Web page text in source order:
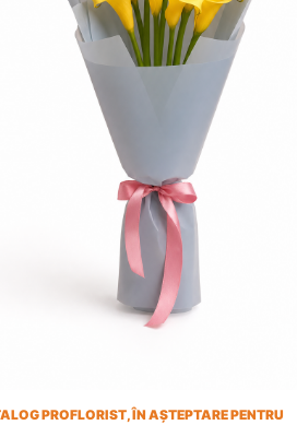
PROFLORIST, ÎN AȘTEPTARE PENTRU